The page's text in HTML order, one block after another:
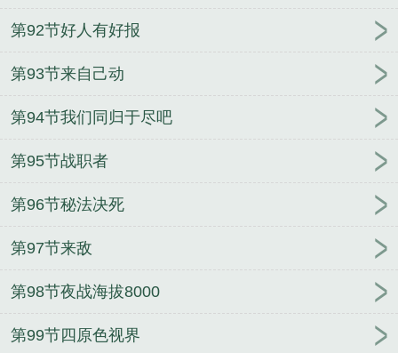
第92节好人有好报
第93节来自己动
第94节我们同归于尽吧
第95节战职者
第96节秘法决死
第97节来敌
第98节夜战海拔8000
第99节四原色视界